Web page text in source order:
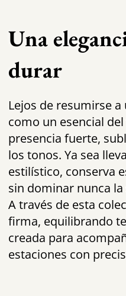
Una
durar
Lejos de resumirse
como un esencial
presencia fuerte,
los tonos. Ya sea
estilístico, conserva
sin dominar nunca la
A través de esta
firma, equilibrando
creada para
estaciones con